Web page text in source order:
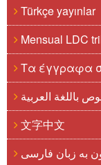
Türkçe yayınlar
Mensual LDC
Τα έγγραφα
باللغة العربية
文字中文
به زبان فارسی